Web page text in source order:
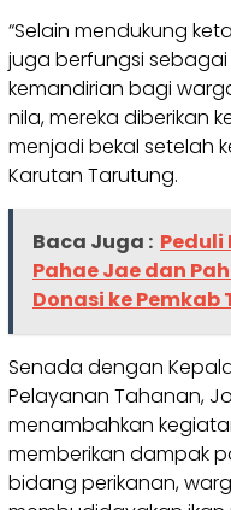
“Selain mendukung
juga berfungsi
kemandirian bagi
nila, mereka diberikan
menjadi bekal setelah
Karutan Tarutung.
Baca Juga : Peduli
Pahae Jae dan
Donasi ke Pemkab
Senada dengan
Pelayanan Tahanan,
menambahkan
memberikan dampak
bidang perikanan,